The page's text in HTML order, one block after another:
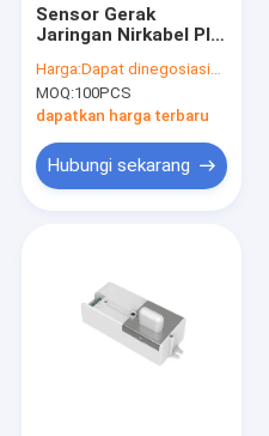
Sensor Gerak
Jaringan Nirkabel PIR
Ketersediaan
Pengumpulan Cahaya
Alami, Pemasangan
Harga:Dapat dinegosiasikan
MOQ:100PCS
dapatkan harga terbaru
Hubungi sekarang